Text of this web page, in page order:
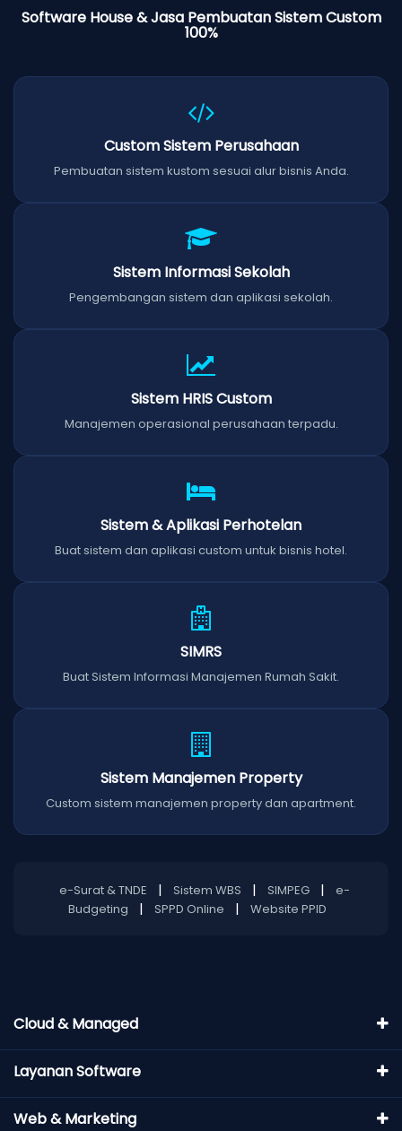
Software House & Jasa Pembuatan Sistem Custom
100%
Custom Sistem Perusahaan
Pembuatan sistem kustom sesuai alur bisnis Anda.
Sistem Informasi Sekolah
Pengembangan sistem dan aplikasi sekolah.
Sistem HRIS Custom
Manajemen operasional perusahaan terpadu.
Sistem & Aplikasi Perhotelan
Buat sistem dan aplikasi custom untuk bisnis hotel.
SIMRS
Buat Sistem Informasi Manajemen Rumah Sakit.
Sistem Manajemen Property
Custom sistem manajemen property dan apartment.
e-Surat & TNDE | Sistem WBS | SIMPEG |
e-
Budgeting
| SPPD Online | Website PPID
Cloud & Managed
Layanan Software
Web & Marketing